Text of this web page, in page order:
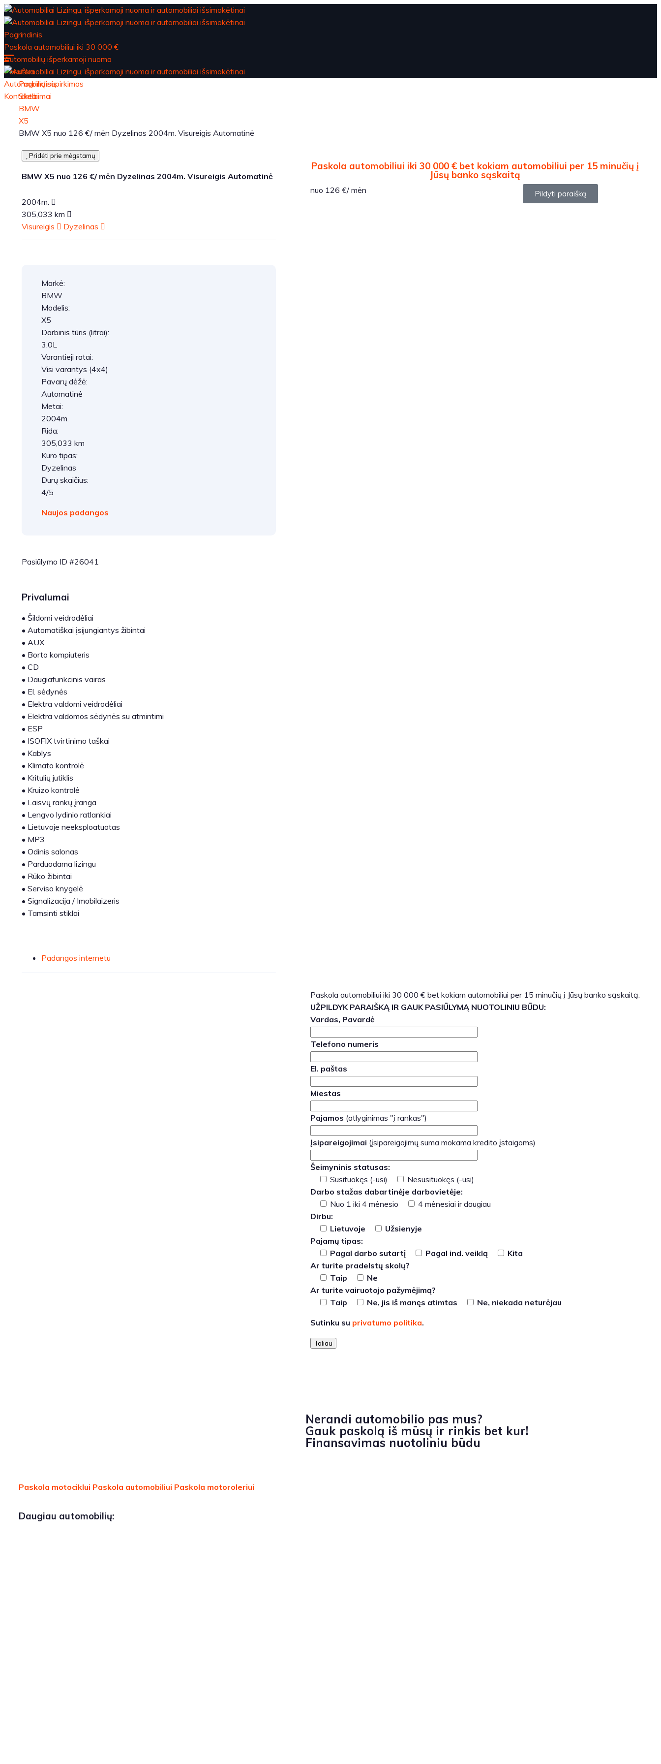
Pagrindinis
Paskola automobiliui iki 30 000 €
Automobilių išperkamoji nuoma
Paraiška
Automobilių supirkimas
Kontaktai
Pagrindinis
Skelbimai
BMW
X5
BMW X5 nuo 126 €/ mėn Dyzelinas 2004m. Visureigis Automatinė
Pridėti prie mėgstamų
BMW X5 nuo 126 €/ mėn Dyzelinas 2004m. Visureigis Automatinė
2004m.
305,033 km
Visureigis
Dyzelinas
Markė:
BMW
Modelis:
X5
Darbinis tūris (litrai):
3.0L
Varantieji ratai:
Visi varantys (4x4)
Pavarų dėžė:
Automatinė
Metai:
2004m.
Rida:
305,033 km
Kuro tipas:
Dyzelinas
Durų skaičius:
4/5
Naujos padangos
Pasiūlymo ID #26041
Privalumai
• Šildomi veidrodėliai
• Automatiškai įsijungiantys žibintai
• AUX
• Borto kompiuteris
• CD
• Daugiafunkcinis vairas
• El. sėdynės
• Elektra valdomi veidrodėliai
• Elektra valdomos sėdynės su atmintimi
• ESP
• ISOFIX tvirtinimo taškai
• Kablys
• Klimato kontrolė
• Kritulių jutiklis
• Kruizo kontrolė
• Laisvų rankų įranga
• Lengvo lydinio ratlankiai
• Lietuvoje neeksploatuotas
• MP3
• Odinis salonas
• Parduodama lizingu
• Rūko žibintai
• Serviso knygelė
• Signalizacija / Imobilaizeris
• Tamsinti stiklai
Padangos internetu
Paskola automobiliui iki 30 000 € bet kokiam automobiliui per 15 minučių į
Jūsų banko sąskaitą
nuo 126 €/ mėn Pildyti paraišką
Paskola automobiliui iki 30 000 € bet kokiam automobiliui per 15 minučių į Jūsų banko sąskaitą.
UŽPILDYK PARAIŠKĄ IR GAUK PASIŪLYMĄ NUOTOLINIU BŪDU:
Vardas, Pavardė
Telefono numeris
El. paštas
Miestas
Pajamos (atlyginimas "į rankas")
Įsipareigojimai (įsipareigojimų suma mokama kredito įstaigoms)
Šeimyninis statusas:
Susituokęs (-usi)
Nesusituokęs (-usi)
Darbo stažas dabartinėje darbovietėje:
Nuo 1 iki 4 mėnesio
4 mėnesiai ir daugiau
Dirbu:
Lietuvoje
Užsienyje
Pajamų tipas:
Pagal darbo sutartį
Pagal ind. veiklą
Kita
Ar turite pradelstų skolų?
Taip
Ne
Ar turite vairuotojo pažymėjimą?
Taip
Ne, jis iš manęs atimtas Ne, niekada neturėjau
Sutinku su privatumo politika.
Toliau
Nerandi automobilio pas mus?
Gauk paskolą iš mūsų ir rinkis bet kur!
Finansavimas nuotoliniu būdu
Paskola motociklui Paskola automobiliui Paskola motoroleriui
Daugiau automobilių: